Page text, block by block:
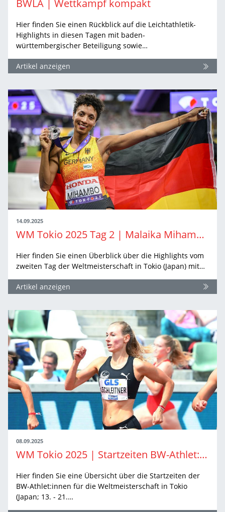
BWLA | Wettkampf kompakt
Hier finden Sie einen Rückblick auf die Leichtathletik-
Highlights in diesen Tagen mit baden-
württembergischer Beteiligung sowie…
Artikel anzeigen
14.09.2025
WM Tokio 2025 Tag 2 | Malaika Mihambo gewinnt Silber im Weitsprung.
Hier finden Sie einen Überblick über die Highlights vom
zweiten Tag der Weltmeisterschaft in Tokio (Japan) mit…
Artikel anzeigen
08.09.2025
WM Tokio 2025 | Startzeiten BW-Athlet:innen
Hier finden Sie eine Übersicht über die Startzeiten der
BW-Athlet:innen für die Weltmeisterschaft in Tokio
(Japan; 13. - 21.…